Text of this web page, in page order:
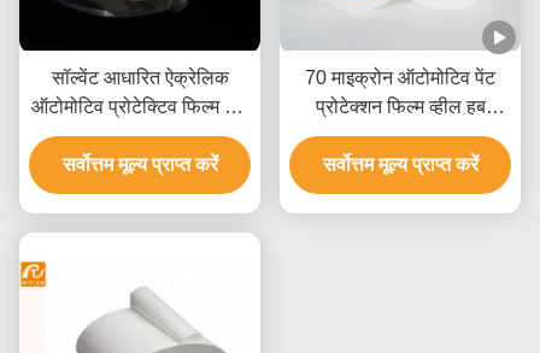
सॉल्वेंट आधारित ऐक्रेलिक
ऑटोमोटिव प्रोटेक्टिव फिल्म एंटी
यूवी आरओएचएस एसजीएस
प्रमाणन:
सर्वोत्तम मूल्य प्राप्त करें
70 माइक्रोन ऑटोमोटिव पेंट
प्रोटेक्शन फिल्म व्हील हब
एल्युमिनियम पैनल प्रोटेक्टिव
फिल्म
सर्वोत्तम मूल्य प्राप्त करें